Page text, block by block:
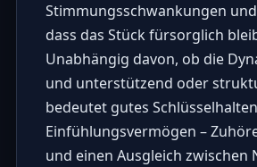
Stimmungsschwankungen
dass das Stück fürsorglich
Unabhängig davon, ob die
und unterstützend oder
bedeutet gutes
Einfühlungsvermögen –
und einen Ausgleich zwischen